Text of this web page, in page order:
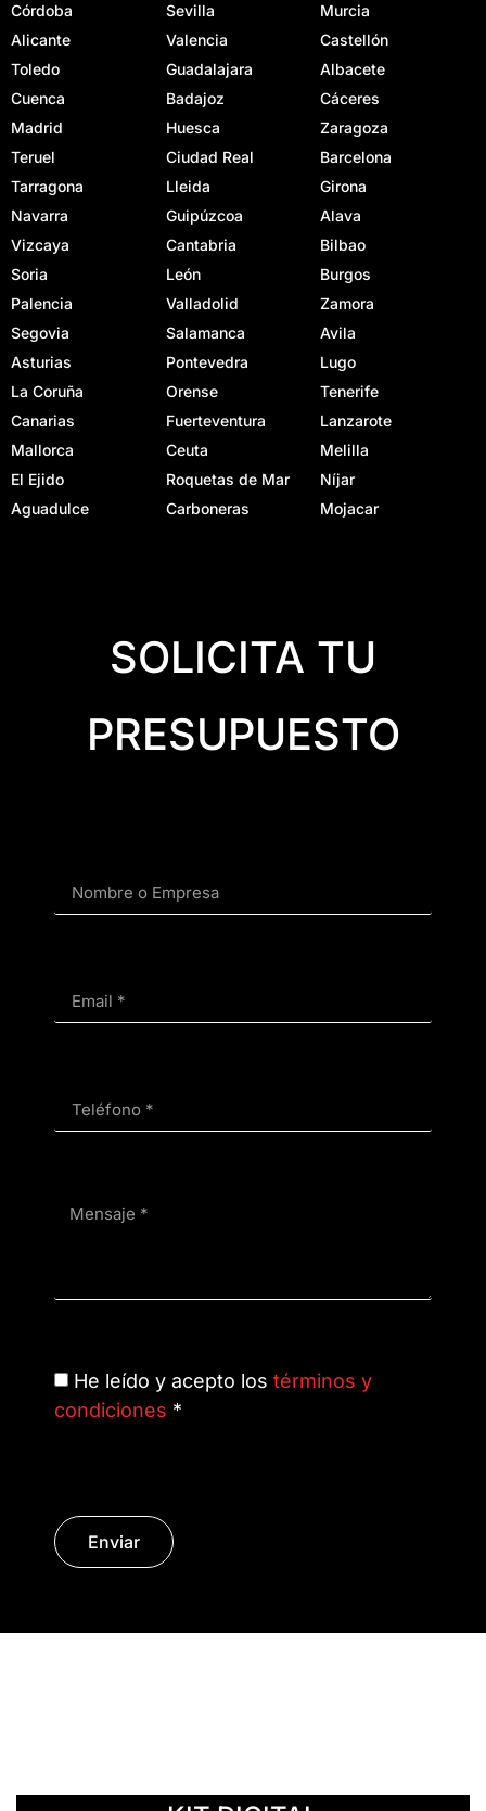
Córdoba
Sevilla
Murcia
Alicante
Valencia
Castellón
Toledo
Guadalajara
Albacete
Cuenca
Badajoz
Cáceres
Madrid
Huesca
Zaragoza
Teruel
Ciudad Real
Barcelona
Tarragona
Lleida
Girona
Navarra
Guipúzcoa
Alava
Vizcaya
Cantabria
Bilbao
Soria
León
Burgos
Palencia
Valladolid
Zamora
Segovia
Salamanca
Avila
Asturias
Pontevedra
Lugo
La Coruña
Orense
Tenerife
Canarias
Fuerteventura
Lanzarote
Mallorca
Ceuta
Melilla
El Ejido
Roquetas de Mar
Níjar
Aguadulce
Carboneras Mojacar
SOLICITA TU
PRESUPUESTO
He leído y acepto los términos y
condiciones *
Enviar